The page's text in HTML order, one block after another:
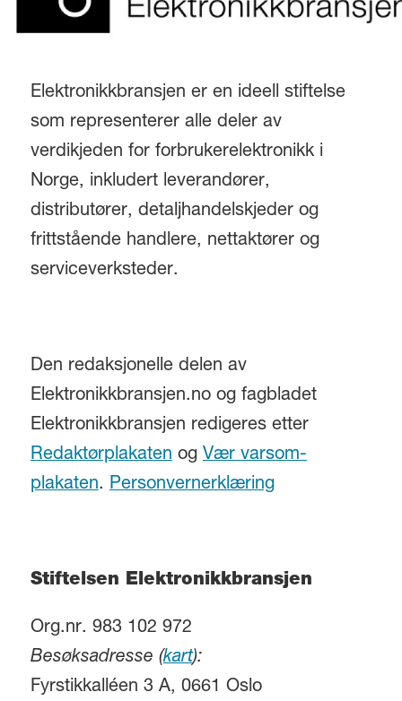
Elektronikkbransjen er en ideell stiftelse
som representerer alle deler av
verdikjeden for forbrukerelektronikk i
Norge, inkludert leverandører,
distributører, detaljhandelskjeder og
frittstående handlere, nettaktører og
serviceverksteder.
Den redaksjonelle delen av
Elektronikkbransjen.no og fagbladet
Elektronikkbransjen redigeres etter
Redaktørplakaten og Vær varsom-
plakaten. Personvernerklæring
Stiftelsen Elektronikkbransjen
Org.nr. 983 102 972
Besøksadresse (kart):
Fyrstikkalléen 3 A, 0661 Oslo